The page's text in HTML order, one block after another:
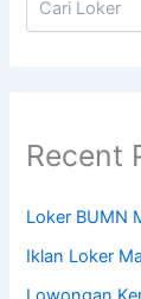
Recent
Loker BUMN
Iklan Loker